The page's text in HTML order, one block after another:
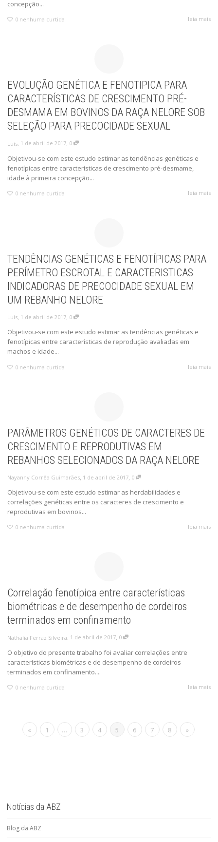
concepção...
0 nenhuma curtida leia mais
EVOLUÇÃO GENÉTICA E FENOTIPICA PARA
CARACTERÍSTICAS DE CRESCIMENTO PRÉ-
DESMAMA EM BOVINOS DA RAÇA NELORE SOB
SELEÇÃO PARA PRECOCIDADE SEXUAL
Luís, 1 de abril de 2017, 0
Objetivou-se com este estudo estimar as tendências genéticas e
fenotípicas entre características de crescimento pré-desmame,
idade à primeira concepção...
0 nenhuma curtida leia mais
TENDÊNCIAS GENÉTICAS E FENOTÍPICAS PARA
PERÍMETRO ESCROTAL E CARACTERISTICAS
INDICADORAS DE PRECOCIDADE SEXUAL EM
UM REBANHO NELORE
Luís, 1 de abril de 2017, 0
Objetivou-se com este estudo estimar as tendências genéticas e
fenotípicas entre características de reprodução avaliadas em
machos e idade...
0 nenhuma curtida leia mais
PARÂMETROS GENÉTICOS DE CARACTERES DE
CRESCIMENTO E REPRODUTIVAS EM
REBANHOS SELECIONADOS DA RAÇA NELORE
Nayanny Corrêa Guimarães 1 de abril de 2017 0
Objetivou-se com este estudo estimar as herdabilidades e
correlações genéticas entre os caracteres de crescimento e
reprodutivas em bovinos...
0 nenhuma curtida leia mais
Correlação fenotípica entre características
biométricas e de desempenho de cordeiros
terminados em confinamento
Nathalia Ferraz Silveira, 1 de abril de 2017, 0
O objetivo do presente trabalho foi avaliar correlações entre
características biométricas e de desempenho de cordeiros
terminados em confinamento....
0 nenhuma curtida leia mais
« 1 … 3 4 5 6 7 8 »
Notícias da ABZ
Blog da ABZ